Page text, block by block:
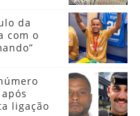
da
com o
ligação